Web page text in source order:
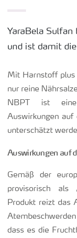
Zukunft
Zeit zu wechseln
YaraBela
und ist damit
Mit Harnstoff plus
nur reine
NBPT ist eine
Auswirkungen
unterschätzt
Auswirkungen auf
Gemäß der
provisorisch als
Produkt reizt das
dass es die